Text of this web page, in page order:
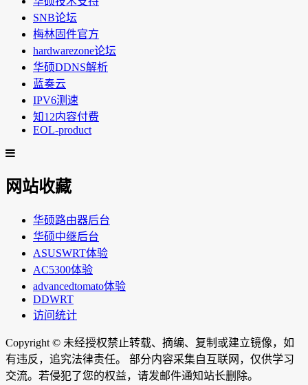
SNB论坛
梅林固件官方
hardwarezone论坛
华硕DDNS解析
蓝奏云
IPV6测速
知12内容付费
EOL-product
网站收藏
华硕路由器后台
华硕中继后台
ASUSWRT体验
AC5300体验
advancedtomato体验
DDWRT
访问统计
Copyright © 未经授权禁止转载、摘编、复制或建立镜像，如
有违反，追究法律责任。 部分内容采集自互联网，仅供学习
交流。若侵犯了您的权益，请发邮件通知站长删除。